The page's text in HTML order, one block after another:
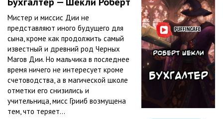
Мистер и миссис Дии не
представляют иного будущего для
сына, кроме как продолжить самый
известный и древний род Черных
Магов Дии. Но мальчика в последнее
время ничего не интересует кроме
счетоводства, а в магической школе
отметки его снизились и
учительница, мисс Грииб возмущена
тем, что теряет...